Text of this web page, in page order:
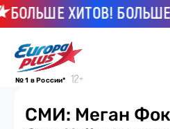
ХИТОВ! БОЛЬШЕ
№ 1 в России*
СМИ: Меган